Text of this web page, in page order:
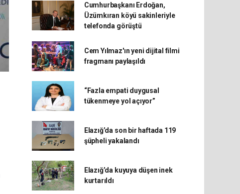
Cumhurbaşkanı Erdoğan,
Üzümkıran köyü sakinleriyle
telefonda görüştü
Cem Yılmaz'ın yeni dijital filmi
fragmanı paylaşıldı
“Fazla empati duygusal
tükenmeye yol açıyor”
Elazığ’da son bir haftada 119
şüpheli yakalandı
Elazığ’da kuyuya düşen inek
kurtarıldı